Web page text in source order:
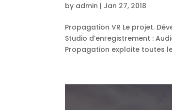
by admin | Jan 27, 2018
Propagation VR Le projet.
Studio d’enregistrement :
Propagation exploite toutes